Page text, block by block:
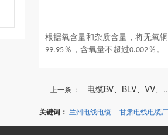
根据氧含量和杂质含量，将无氧
99.95％，含氧量不超过0.002％。
上一条 ： 电缆BV、BLV、VV、
关键词： 兰州电线电缆 甘肃电线电缆